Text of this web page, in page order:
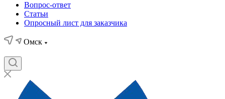
Вопрос-ответ
Статьи
Опросный лист для заказчика
Омск